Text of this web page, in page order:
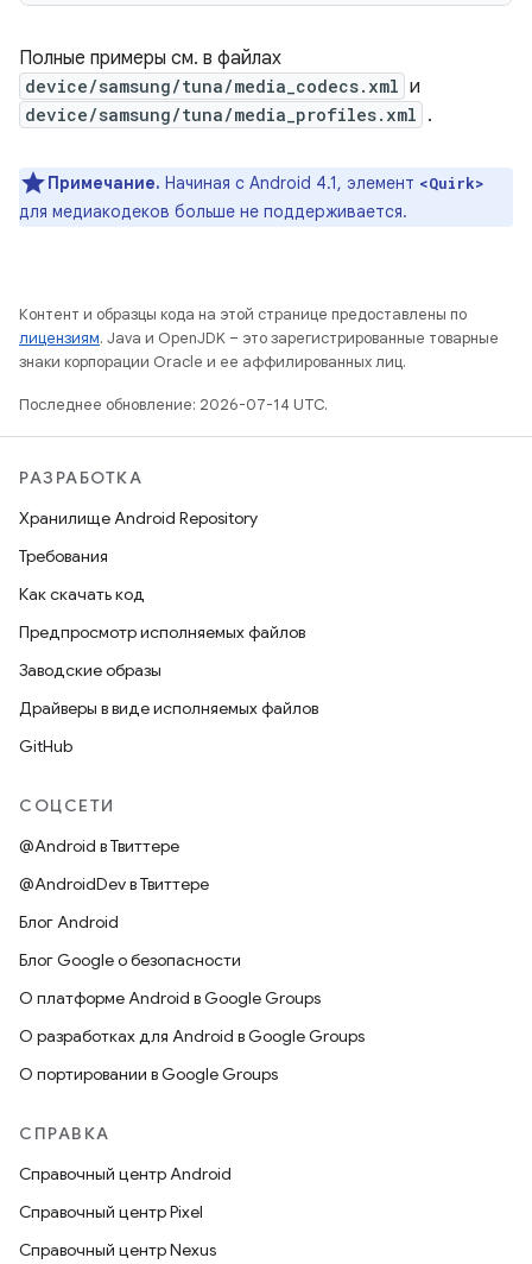
Полные примеры см. в файлах
device/samsung/tuna/media_codecs.xml и
device/samsung/tuna/media_profiles.xml .
Примечание. Начиная с Android 4.1, элемент <Quirk>
для медиакодеков больше не поддерживается.
Контент и образцы кода на этой странице предоставлены по
лицензиям. Java и OpenJDK – это зарегистрированные товарные
знаки корпорации Oracle и ее аффилированных лиц.
Последнее обновление: 2026-07-14 UTC.
РАЗРАБОТКА
Хранилище Android Repository
Требования
Как скачать код
Предпросмотр исполняемых файлов
Заводские образы
Драйверы в виде исполняемых файлов
GitHub
СОЦСЕТИ
@Android в Твиттере
@AndroidDev в Твиттере
Блог Android
Блог Google о безопасности
О платформе Android в Google Groups
О разработках для Android в Google Groups
О портировании в Google Groups
СПРАВКА
Справочный центр Android
Справочный центр Pixel
Справочный центр Nexus